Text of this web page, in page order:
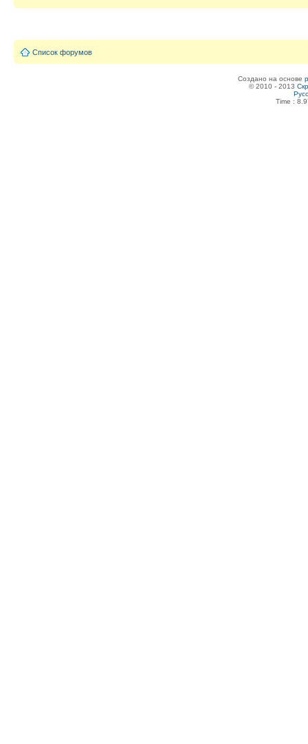
Список форумов
Создано на основе
© 2010 - 2013
Time :